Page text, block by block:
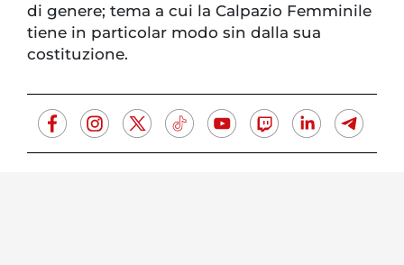
di genere; tema a cui la Calpazio Femminile
tiene in particolar modo sin dalla sua
costituzione.